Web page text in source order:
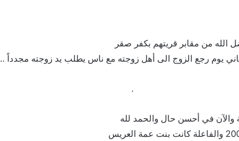
الله من مقابر قريتهم بكفر صقر
يوم رجع الزوج الى أهل زوجته مع ناس يطلب يد زوجته مجدداً ..
والآن في أحسن حال والحمد لله